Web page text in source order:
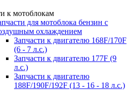
к мотоблокам
для мотоблока бензин с
охлаждением
Запчасти к двигателю 168F/170F
(6 - 7 л.с.)
Запчасти к двигателю 177F (9
л.с.)
Запчасти к двигателю
188F/190F/192F (13 - 16 - 18 л.с.)